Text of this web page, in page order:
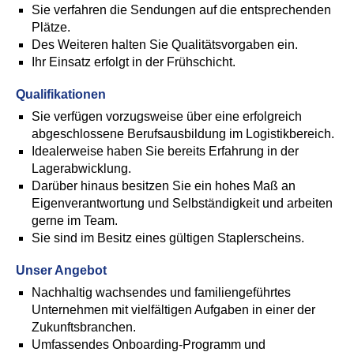
Sie verfahren die Sendungen auf die entsprechenden
Plätze.
Des Weiteren halten Sie Qualitätsvorgaben ein.
Ihr Einsatz erfolgt in der Frühschicht.
Qualifikationen
Sie verfügen vorzugsweise über eine erfolgreich
abgeschlossene Berufsausbildung im Logistikbereich.
Idealerweise haben Sie bereits Erfahrung in der
Lagerabwicklung.
Darüber hinaus besitzen Sie ein hohes Maß an
Eigenverantwortung und Selbständigkeit und arbeiten
gerne im Team.
Sie sind im Besitz eines gültigen Staplerscheins.
Unser Angebot
Nachhaltig wachsendes und familiengeführtes
Unternehmen mit vielfältigen Aufgaben in einer der
Zukunftsbranchen.
Umfassendes Onboarding-Programm und